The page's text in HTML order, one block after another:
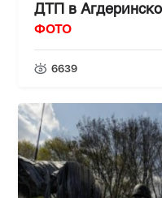
ДТП в
ФОТО
6639